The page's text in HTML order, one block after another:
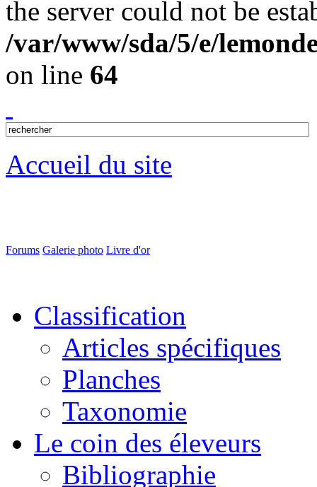
the server could not be
/var/www/sda/5/e/
on line 64
Accueil du site
Forums Galerie photo Livre d'or
Classification
Articles spécifiques
Planches
Taxonomie
Le coin des éleveurs
Bibliographie